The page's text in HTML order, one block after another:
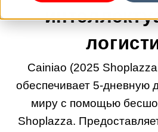
Cainiao (2025
обеспечивает 5-дневную
миру с помощью
Shoplazza.